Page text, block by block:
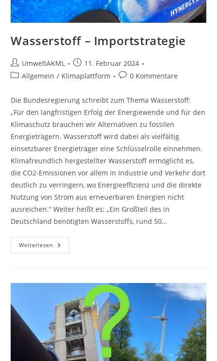
Wasserstoff – Importstrategie
Beitrags-
Autor:
UmweltAKML
Beitrag
veröffentlicht:
11. Februar 2024
Beitrags-
Allgemein / Klimaplattform
Beitrags-
0 Kommentare
Die Bundesregierung schreibt zum Thema Wasserstoff:
„Für den langfristigen Erfolg der Energiewende und für den
Klimaschutz brauchen wir Alternativen zu fossilen
Energieträgern. Wasserstoff wird dabei als vielfältig
einsetzbarer Energieträger eine Schlüsselrolle einnehmen.
Klimafreundlich hergestellter Wasserstoff ermöglicht es,
die CO2-Emissionen vor allem in Industrie und Verkehr dort
deutlich zu verringern, wo Energieeffizienz und die direkte
Nutzung von Strom aus erneuerbaren Energien nicht
ausreichen.“ Weiter heißt es: „Ein Großteil des in
Deutschland benötigten Wasserstoffs, rund 50…
Weiterlesen Wasserstoff
–